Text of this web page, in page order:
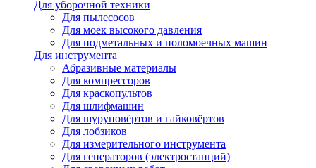
Для уборочной техники
Для пылесосов
Для моек высокого давления
Для подметальных и поломоечных машин
Для инструмента
Абразивные материалы
Для компрессоров
Для краскопультов
Для шлифмашин
Для шуруповёртов и гайковёртов
Для лобзиков
Для измерительного инструмента
Для генераторов (электростанций)